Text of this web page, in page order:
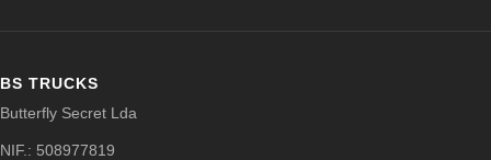
BS TRUCKS
Butterfly Secret Lda
NIF.: 508977819